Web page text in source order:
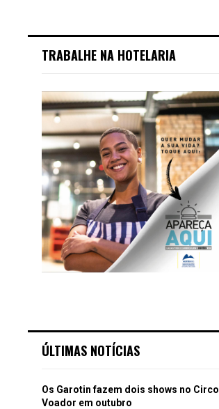
TRABALHE NA HOTELARIA
ÚLTIMAS NOTÍCIAS
Os Garotin fazem dois shows no Circo
Voador em outubro